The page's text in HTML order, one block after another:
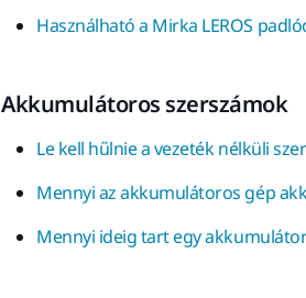
Használható a Mirka LEROS
Akkumulátoros szerszámok
Le kell hűlnie a vezeték nélküli
Mennyi az akkumulátoros gép
Mennyi ideig tart egy